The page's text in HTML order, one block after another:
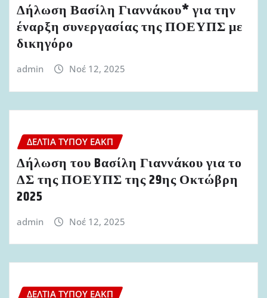
Δήλωση Βασίλη Γιαννάκου* για την
έναρξη συνεργασίας της ΠΟΕΥΠΣ με
δικηγόρο
admin Νοέ 12, 2025
ΔΕΛΤΊΑ ΤΎΠΟΥ ΕΑΚΠ
Δήλωση του Bασίλη Γιαννάκου για το
ΔΣ της ΠΟΕΥΠΣ της 29ης Οκτώβρη
2025
admin Νοέ 12, 2025
ΔΕΛΤΊΑ ΤΎΠΟΥ ΕΑΚΠ